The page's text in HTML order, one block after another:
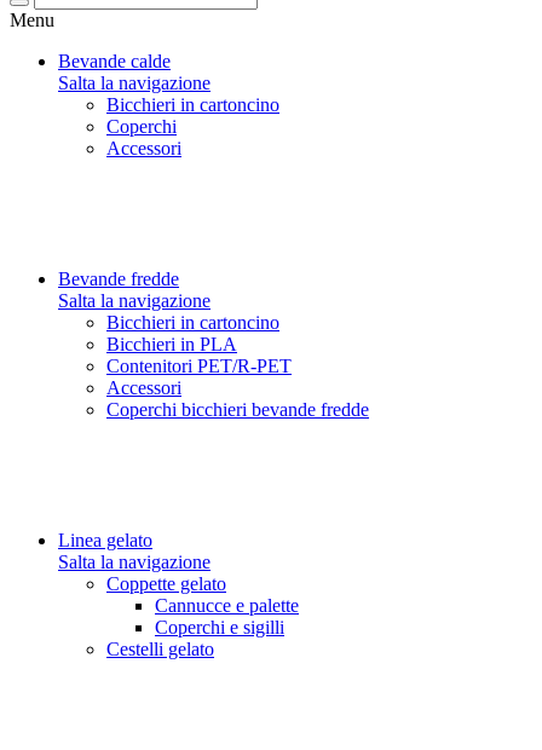
Cerca
Menu
Bevande calde
Salta la navigazione
Bicchieri in cartoncino
Coperchi
Accessori
Bevande fredde
Salta la navigazione
Bicchieri in cartoncino
Bicchieri in PLA
Contenitori PET/R-PET
Accessori
Coperchi bicchieri bevande fredde
Linea gelato
Salta la navigazione
Coppette gelato
Cannucce e palette
Coperchi e sigilli
Cestelli gelato